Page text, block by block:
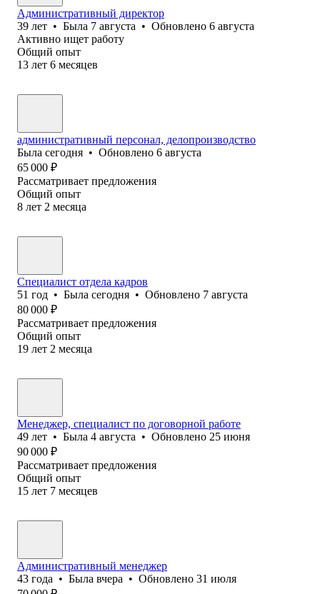
Административный директор
39 лет • Была 7 августа • Обновлено 6 августа
Активно ищет работу
Общий опыт
13 лет 6 месяцев
административный персонал, делопроизводство
Была сегодня • Обновлено 6 августа
65 000 ₽
Рассматривает предложения
Общий опыт
8 лет 2 месяца
Специалист отдела кадров
51 год • Была сегодня • Обновлено 7 августа
80 000 ₽
Рассматривает предложения
Общий опыт
19 лет 2 месяца
Менеджер, специалист по договорной работе
49 лет • Была 4 августа • Обновлено 25 июня
90 000 ₽
Рассматривает предложения
Общий опыт
15 лет 7 месяцев
Административный менеджер
43 года • Была вчера • Обновлено 31 июля